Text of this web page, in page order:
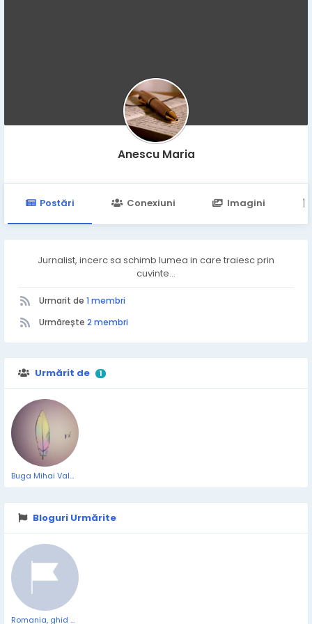
Anescu Maria
Postări Conexiuni Imagini
Jurnalist, incerc sa schimb lumea in care traiesc prin
cuvinte...
Urmarit de 1 membri
Urmărește 2 membri
Urmărit de 1
Buga Mihai Valentin
Bloguri Urmărite
Romania, ghid de supravietuire